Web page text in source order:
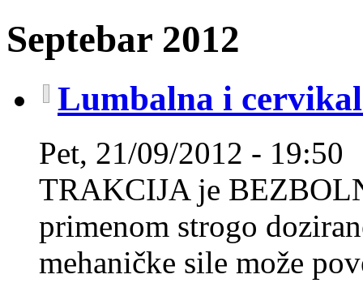
Septebar 2012
Lumbalna i
Pet, 21/09/2012 - 19:50
TRAKCIJA je
primenom strogo
mehaničke sile može